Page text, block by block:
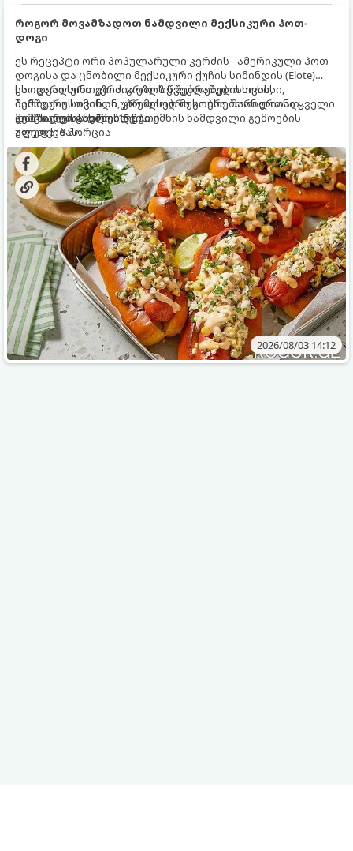
როგორ მოვამზადოთ ნამდვილი მექსიკური ჰოთ-
დოგი
ეს რეცეპტი ორი პოპულარული კერძის - ამერიკული ჰოთ-
დოგისა და ცნობილი მექსიკური ქუჩის სიმინდის (Elote)
საოცარი სინთეზია. გრილზე შებრაწული სოსისი,
შემწვარი სიმინდი, კრემისებრი სოუსი, მარილიანი ყველი
და ცხარე სანელებლები ქმნის ნამდვილი გემოების
აფეთქებას.
ეს იდეალური კერძია ეზოს წვეულებებისთვის,
ბარბექიუსთვის ან უბრალოდ მეგობრებთან ერთად
გემრიელი ვახშმისთვის.
მომზადების დრო: 15 წუთი
ულუფა: 8 პორცია
2026/08/03 14:12